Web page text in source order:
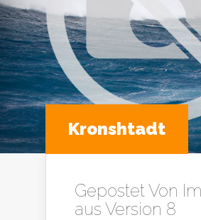
Kronshtadt
Gepostet Von
aus Version 8